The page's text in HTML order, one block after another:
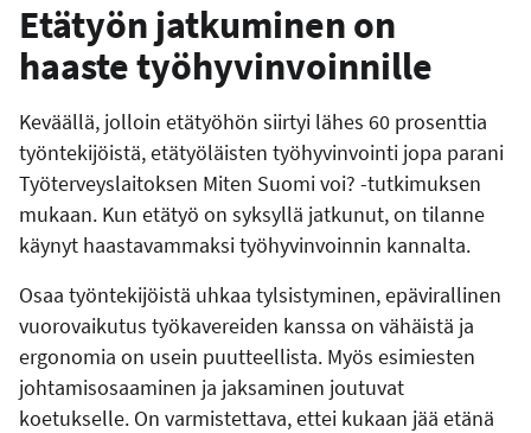
Etätyön jatkuminen on
haaste työhyvinvoinnille
Keväällä, jolloin etätyöhön siirtyi lähes 60 prosenttia
työntekijöistä, etätyöläisten työhyvinvointi jopa parani
Työterveyslaitoksen Miten Suomi voi? -tutkimuksen
mukaan. Kun etätyö on syksyllä jatkunut, on tilanne
käynyt haastavammaksi työhyvinvoinnin kannalta.
Osaa työntekijöistä uhkaa tylsistyminen, epävirallinen
vuorovaikutus työkavereiden kanssa on vähäistä ja
ergonomia on usein puutteellista. Myös esimiesten
johtamisosaaminen ja jaksaminen joutuvat
koetukselle. On varmistettava, ettei kukaan jää etänä